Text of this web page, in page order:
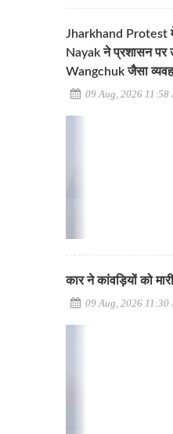
Jharkhand Protest
Nayak ने प्रशासन पर
Wangchuk जैसा
09 Aug, 2026 11:58
कार ने कांवड़ियों को
09 Aug, 2026 11:30